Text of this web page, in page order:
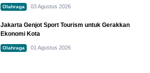
Olahraga 03 Agustus 2026
Jakarta Genjot Sport Tourism untuk Gerakkan
Ekonomi Kota
Olahraga 01 Agustus 2026